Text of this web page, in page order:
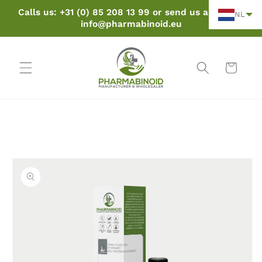
de
Calls us: +31 (0) 85 208 13 99 or send us an email:
info@pharmabinoid.eu
Winkelwagen
NL